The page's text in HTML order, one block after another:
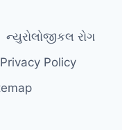
ન્યુરોલોજીકલ રોગ
Privacy Policy